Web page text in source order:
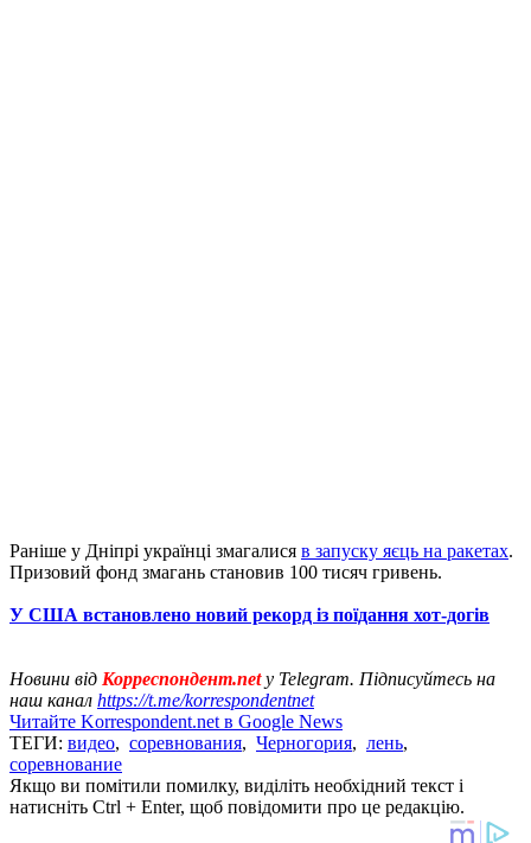
Раніше у Дніпрі українці змагалися в запуску яєць на ракетах.
Призовий фонд змагань становив 100 тисяч гривень.
У США встановлено новий рекорд із поїдання хот-догів
Новини від Корреспондент.netу Telegram. Підписуйтесь на
наш канал https://t.me/korrespondentnet
Читайте Korrespondent.net в Google News
ТЕГИ: видео, соревнования, Черногория, лень,
соревнование
Якщо ви помітили помилку, виділіть необхідний текст і
натисніть Ctrl + Enter, щоб повідомити про це редакцію.